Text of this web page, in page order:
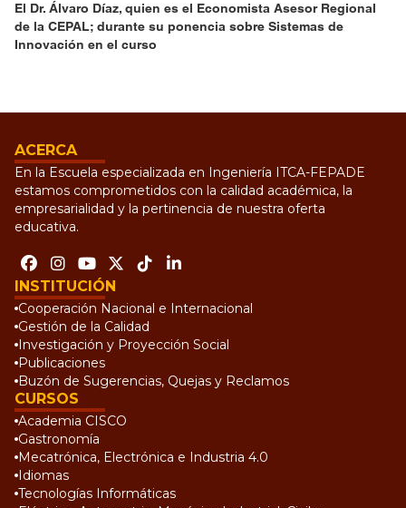
El Dr. Álvaro Díaz, quien es el Economista Asesor Regional
de la CEPAL; durante su ponencia sobre Sistemas de
Innovación en el curso
ACERCA
En la Escuela especializada en Ingeniería ITCA-FEPADE
estamos comprometidos con la calidad académica, la
empresarialidad y la pertinencia de nuestra oferta
educativa.
INSTITUCIÓN
Cooperación Nacional e Internacional
Gestión de la Calidad
Investigación y Proyección Social
Publicaciones
Buzón de Sugerencias, Quejas y Reclamos
CURSOS
Academia CISCO
Gastronomía
Mecatrónica, Electrónica e Industria 4.0
Idiomas
Tecnologías Informáticas